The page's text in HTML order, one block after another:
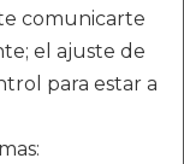
comunicarte
el ajuste de
para estar a